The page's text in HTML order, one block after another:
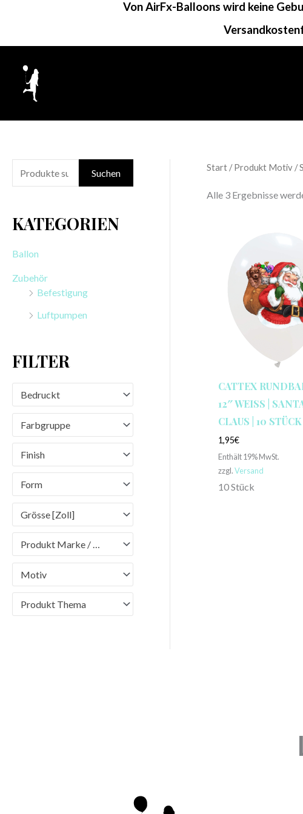
springen
Von AirFx-Balloons wird keine
u
h
n
Suchen
KATEGORIEN
Ballon
Zubehör
Befestigung
Luftpumpen
FILTER
Bedruckt
Farbgruppe
Finish
Form
Grösse [Zoll]
Produkt Marke / Brand
Motiv
Produkt Thema
Start/ Produkt Motiv /
Alle 3 Ergebnisse
CATTEX
12″ WEISS | SANTA
LAUS | 10 STÜCK
1,95€
Enthält 19% MwSt.
zzgl.Versand
10 Stück